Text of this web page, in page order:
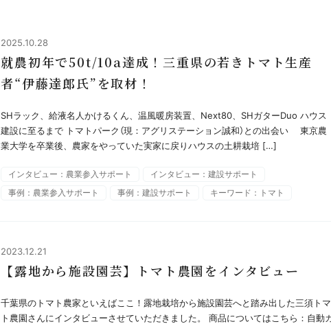
2025.10.28
就農初年で50t/10a達成！三重県の若きトマト生産
者“伊藤達郎氏”を取材！
SHラック、給液名人かけるくん、温風暖房装置、Next80、SHガターDuo ハウス
建設に至るまで トマトパーク（現：アグリステーション誠和）との出会い 東京農
業大学を卒業後、農家をやっていた実家に戻りハウスの土耕栽培 […]
インタビュー：農業参入サポート
インタビュー：建設サポート
事例：農業参入サポート
事例：建設サポート キーワード：トマト
2023.12.21
【露地から施設園芸】トマト農園をインタビュー
千葉県のトマト農家といえばここ！露地栽培から施設園芸へと踏み出した三須トマ
ト農園さんにインタビューさせていただきました。 商品についてはこちら：自動